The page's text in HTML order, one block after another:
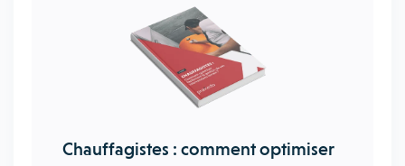
Chauffagistes : comment optimiser